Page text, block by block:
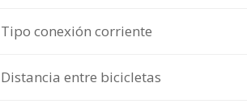
Tipo conexión corriente
Distancia entre bicicletas